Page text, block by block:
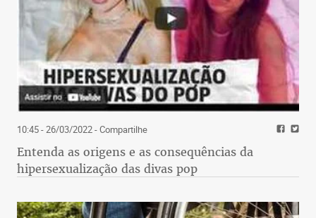
10:45 - 26/03/2022- Compartilhe
Entenda as origens e as consequências da
hipersexualização das divas pop